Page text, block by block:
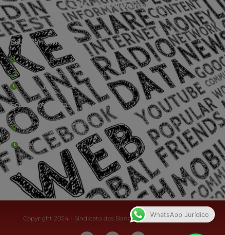
Sede Barra Mansa
Rua Rio Branco, nº107 (2º andar), Centro - Cep: 27.330-030
(24) 3323-2848 ou (24) 3323-2500
De segunda à sexta-feira , das 9h às 17h.
Sede Campestre:
Estrada Governador Chagas Freitas – 3.780 – Colônia Santo
Antônio – Barra Mansa
De terça-feira a domingo, das 9h às 17h
Copyright 2024 - Sindicato dos Bancários do Sul Fluminense
WhatsApp Jurídico